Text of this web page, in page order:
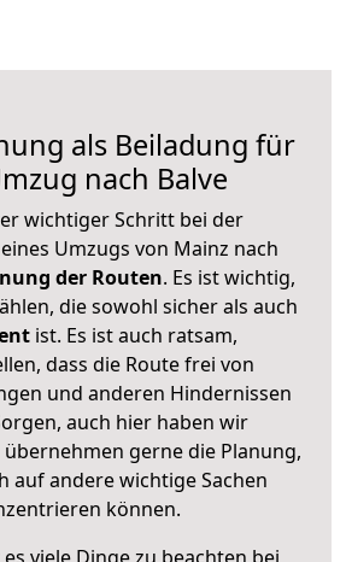
als Beiladung für
nach Balve
wichtiger Schritt bei der
Umzugs von Mainz nach
der Routen. Es ist wichtig,
die sowohl sicher als auch
ist. Es ist auch ratsam,
dass die Route frei von
und anderen Hindernissen
auch hier haben wir
gerne die Planung,
auf andere wichtige Sachen
können.